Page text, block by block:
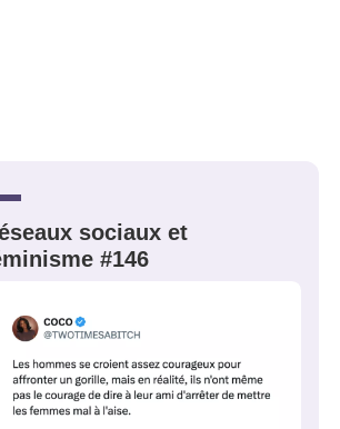
sociaux et
#146
PSEUDO
?
Ma propre
sélection